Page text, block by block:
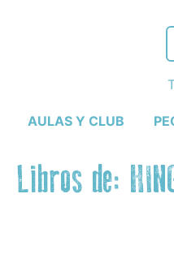
AULAS Y CLUB
Libros de: